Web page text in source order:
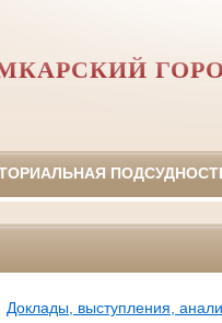
Доклады, выступления,